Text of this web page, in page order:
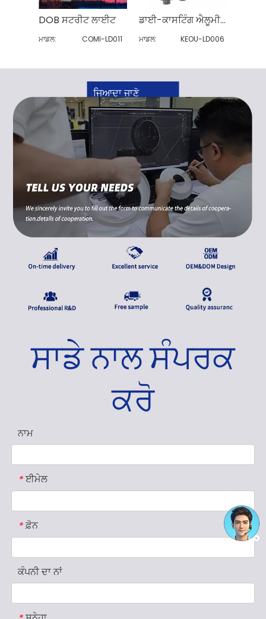
ਜਿਆਦਾ ਜਾਣੋ
DOB ਸਟਰੀਟ ਲਾਈਟ
ਮਾਡਲ: COMI-LD011
ਡਾਈ-ਕਾਸਟਿੰਗ ਐਲੂਮੀਨੀਅਮ ਕੋਬਰਾ LED ਸਟਰੀਟ ਲਾਈਟਾਂ
ਮਾਡਲ: KEOU-LD006
ਸਾਡੇ ਨਾਲ ਸੰਪਰਕ
ਕਰੋ
ਨਾਮ
* ਈਮੇਲ
* ਫ਼ੋਨ
ਕੰਪਨੀ ਦਾ ਨਾਂ